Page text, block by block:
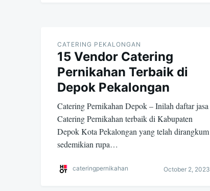
CATERING PEKALONGAN
15 Vendor Catering
Pernikahan Terbaik di
Depok Pekalongan
Catering Pernikahan Depok – Inilah daftar jasa
Catering Pernikahan terbaik di Kabupaten
Depok Kota Pekalongan yang telah dirangkum
sedemikian rupa…
cateringpernikahan October 2, 2023